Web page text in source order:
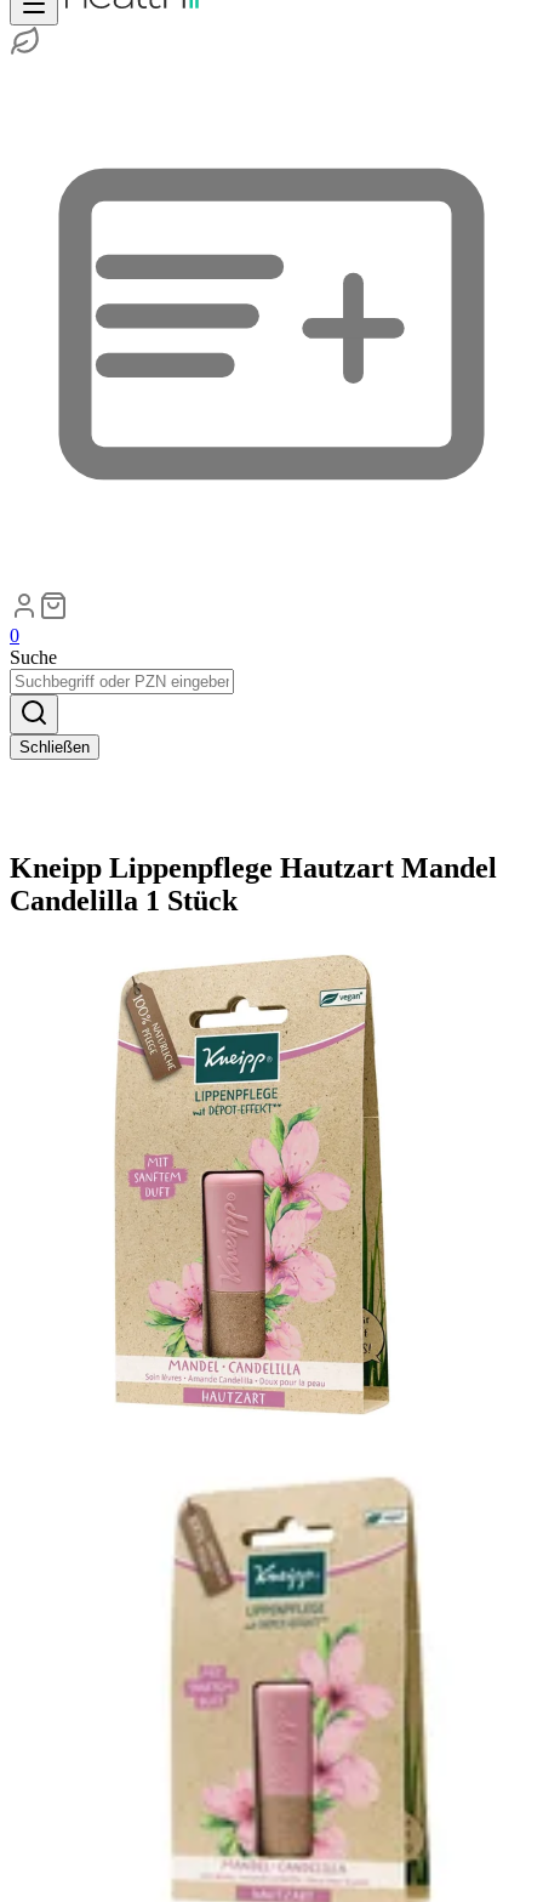
0
Suche
Schließen
Kneipp Lippenpflege Hautzart Mandel
Candelilla 1 Stück